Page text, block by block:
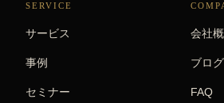
SERVICE
サービス
事例
セミナー
会社
ブログ
FAQ